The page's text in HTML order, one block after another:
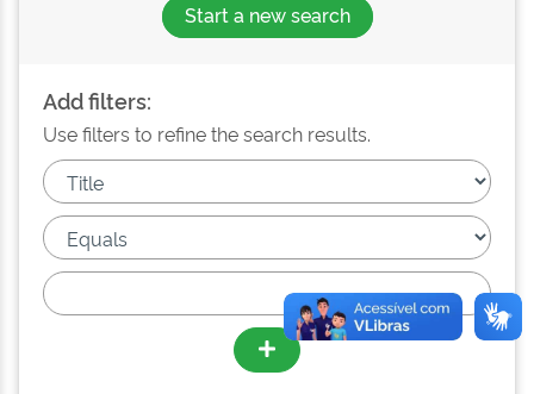
Start a new search
Add filters:
Use filters to refine the search results.